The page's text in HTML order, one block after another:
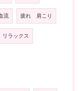
流 疲れ 肩こり
ラックス